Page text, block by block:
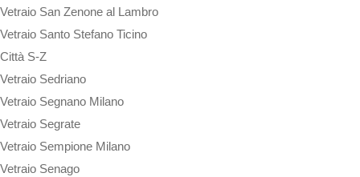
Vetraio San Zenone al Lambro
Vetraio Santo Stefano Ticino
Città S-Z
Vetraio Sedriano
Vetraio Segnano Milano
Vetraio Segrate
Vetraio Sempione Milano
Vetraio Senago